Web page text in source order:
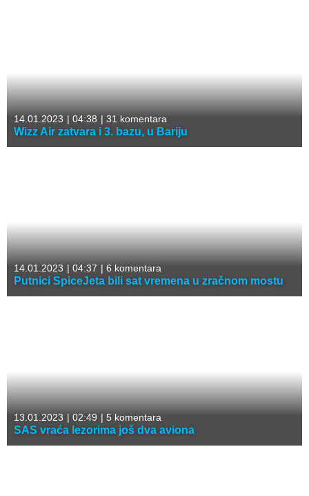
14.01.2023 | 04:38 | 31 komentara
Wizz Air zatvara i 3. bazu, u Bariju
14.01.2023 | 04:37 | 6 komentara
Putnici SpiceJeta bili sat vremena u zračnom mostu
13.01.2023 | 02:49 | 5 komentara
SAS vraća lezorima još dva aviona